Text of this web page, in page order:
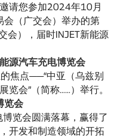
请您参加2024年10月
（广交会）举办的第
会），届时INJET新能源
源汽车充电博览会
焦点——“中亚（乌兹别
览会”（简称……）举行。
览会
览会圆满落幕，赢得了
开发和制造领域的开拓